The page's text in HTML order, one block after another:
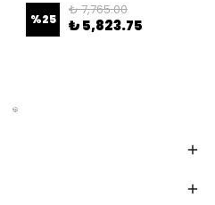
%25
₺ 7,765.00
₺ 5,823.75